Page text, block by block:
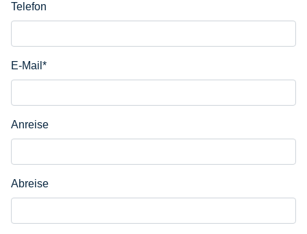
Telefon
E-Mail *
Anreise
Abreise